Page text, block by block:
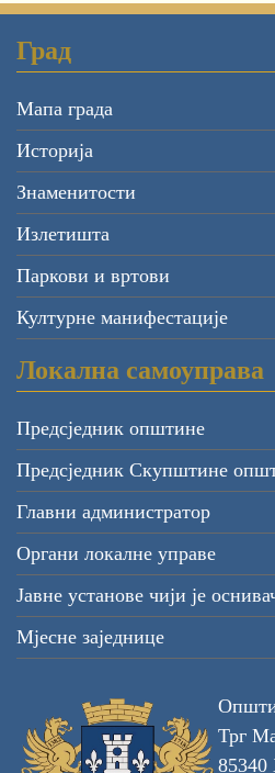
Град
Мапа града
Историја
Знаменитости
Излетишта
Паркови и вртови
Културне манифестације
Локална самоуправа
Предсједник општине
Предсједник Скупштине
Главни администратор
Органи локалне управе
Јавне установе чији је
Мјесне заједнице
Трг
85340